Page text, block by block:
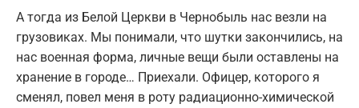
А тогда из Белой Церкви в Чернобыль нас везли на
грузовиках. Мы понимали, что шутки закончились, на
нас военная форма, личные вещи были оставлены на
хранение в городе… Приехали. Офицер, которого я
сменял, повел меня в роту радиационно-химической